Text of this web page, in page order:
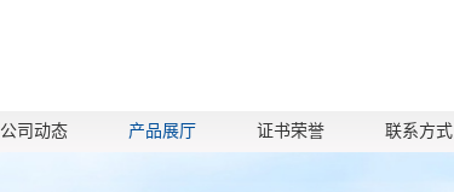
公司动态 产品展厅 证书荣誉 联系方式